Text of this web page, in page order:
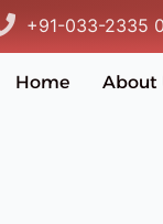
+91-033-2335
Home About